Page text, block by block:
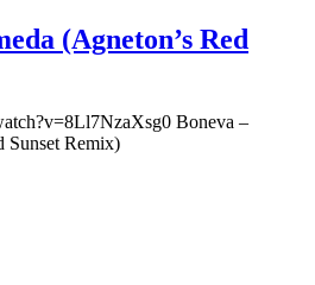
(Agneton’s Red
Boneva –
Sunset Remix)